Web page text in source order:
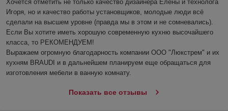
Хочется отметить не только качество дизайнера Елены и технолога
Игоря, но и качество работы установщиков, молодые люди всё
сделали на высшем уровне (правда мы в этом и не сомневались).
Если Вы хотите иметь хорошую современную кухню высочайшего
класса, то РЕКОМЕНДУЕМ!
Выражаем огромную благодарность компании ООО "Люкстрем" и их
кухням BRAUDI и в дальнейшем планируем еще обращаться для
изготовления мебели в ванную комнату.
Показать все отзывы